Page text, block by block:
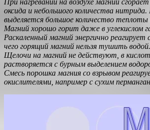
оксида и небольшого количества
выделяется большое количество теплоты
Магний хорошо горит даже в углекислом
Раскаленный магний энергично реагирует
чего горящий магний нельзя тушить водой.
Щелочи на магний не действуют, в
растворяется с бурным выделением
Смесь порошка магния со взрывом
окислителями, например с сухим